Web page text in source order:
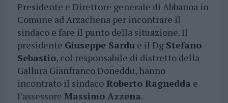
Presidente e Direttore generale di Abbanoa in
Comune ad Arzachena per incontrare il
sindaco e fare il punto della situazione. Il
presidente Giuseppe Sardue il Dg Stefano
Sebastio, col responsabile di distretto della
Gallura Gianfranco Doneddu, hanno
incontrato il sindacoRoberto Ragnedda e
l’assessore Massimo Azzena.